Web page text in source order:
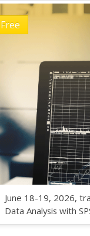
Free
June 18-19, 2026,
Data Analysis with